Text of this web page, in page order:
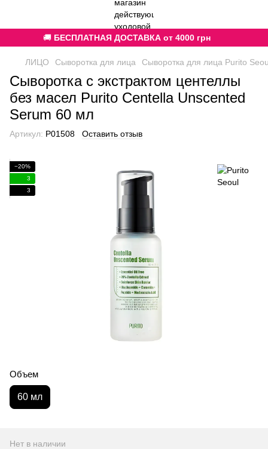
🚚 БЕСПЛАТНАЯ ДОСТАВКА от 4000 грн
ЛИЦО Сыворотка для лица Сыворотка для лица Purito
Сыворотка с экстрактом центеллы
без масел Purito Centella Unscented
Serum 60 мл
Артикул: P01508 Оставить отзыв
−20%
3
3
Объем
60 мл
Нет в наличии